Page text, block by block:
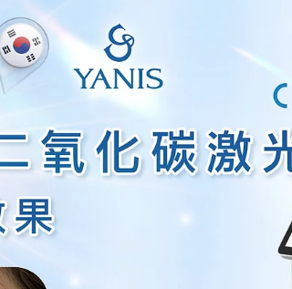
擁有健康清爽的肌膚！「平滑零毛孔」的肌
你也可以擁有！Yanis Beauty ・【海島中心
男士尊享】深層淨化護理療程，利用先進的
「旋風式負壓及噴注」技術，深入毛